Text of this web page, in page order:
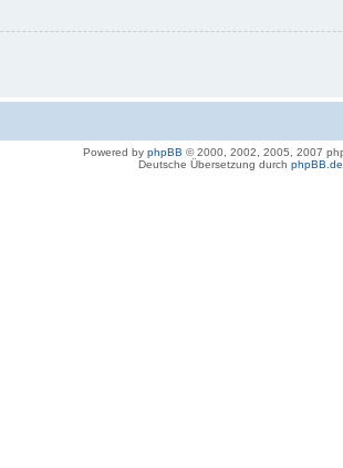
Powered by phpBB © 2000, 2002, 2005, 2007
Deutsche Übersetzung durch phpBB.de